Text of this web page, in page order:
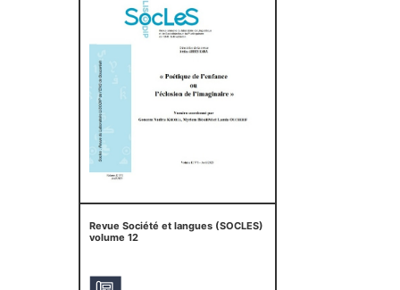
Revue Société et langues (SOCLES)
volume 12